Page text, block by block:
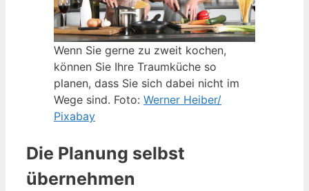
Wenn Sie gerne zu zweit kochen,
können Sie Ihre Traumküche so
planen, dass Sie sich dabei nicht im
Wege sind. Foto: Werner Heiber/
Pixabay
Die Planung selbst
übernehmen